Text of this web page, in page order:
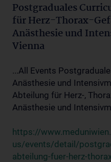
Postgraduales
für Herz-Thorax-
Anästhesie und
Vienna
...All Events
Anästhesie und
Abteilung für Herz-,
Anästhesie und
https://
us/events/detail/
abteilung-fuer-herz-